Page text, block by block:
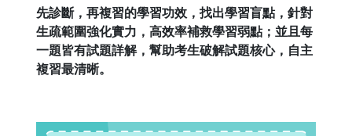
先診斷，再複習的學習功效，找出學習盲點，針對
生疏範圍強化實力，高效率補救學習弱點；並且每
一題皆有試題詳解，幫助考生破解試題核心，自主
複習最清晰。